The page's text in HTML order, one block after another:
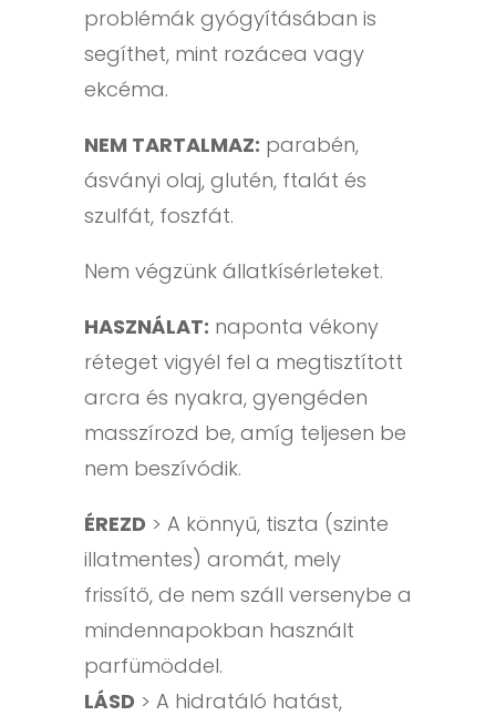
problémák gyógyításában is
segíthet, mint rozácea vagy
ekcéma.
NEM TARTALMAZ: parabén,
ásványi olaj, glutén, ftalát és
szulfát, foszfát.
Nem végzünk állatkísérleteket.
HASZNÁLAT: naponta vékony
réteget vigyél fel a megtisztított
arcra és nyakra, gyengéden
masszírozd be, amíg teljesen be
nem beszívódik.
ÉREZD > A könnyű, tiszta (szinte
illatmentes) aromát, mely
frissítő, de nem száll versenybe a
mindennapokban használt
parfümöddel.
LÁSD > A hidratáló hatást,